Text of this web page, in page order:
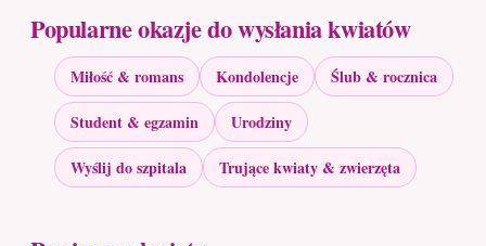
Popularne okazje do wysłania kwiatów
Miłość & romans Kondolencje
Ślub & rocznica
Student & egzamin
Urodziny
Wyślij do szpitala
Trujące kwiaty & zwierzęta